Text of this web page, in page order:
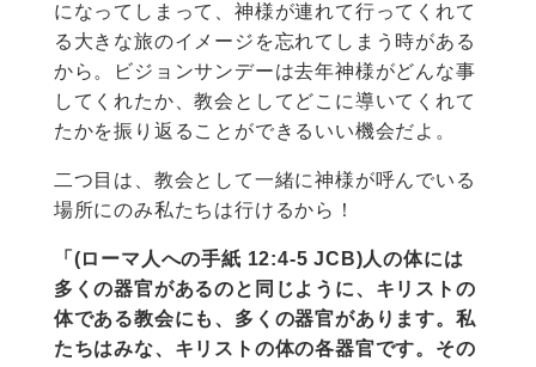
になってしまって、神様が連れて行ってくれて
る大きな旅のイメージを忘れてしまう時がある
から。ビジョンサンデーは去年神様がどんな事
してくれたか、教会としてどこに導いてくれて
たかを振り返ることができるいい機会だよ。
二つ目は、教会として一緒に神様が呼んでいる
場所にのみ私たちは行けるから！
「(ローマ人への手紙 12:4-5 JCB)人の体には
多くの器官があるのと同じように、キリストの
体である教会にも、多くの器官があります。私
たちはみな、キリストの体の各器官です。その